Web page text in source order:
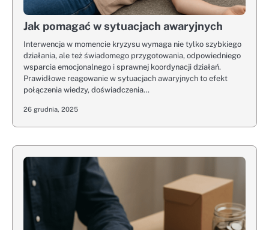
Jak pomagać w sytuacjach awaryjnych
Interwencja w momencie kryzysu wymaga nie tylko szybkiego
działania, ale też świadomego przygotowania, odpowiedniego
wsparcia emocjonalnego i sprawnej koordynacji działań.
Prawidłowe reagowanie w sytuacjach awaryjnych to efekt
połączenia wiedzy, doświadczenia…
26 grudnia, 2025